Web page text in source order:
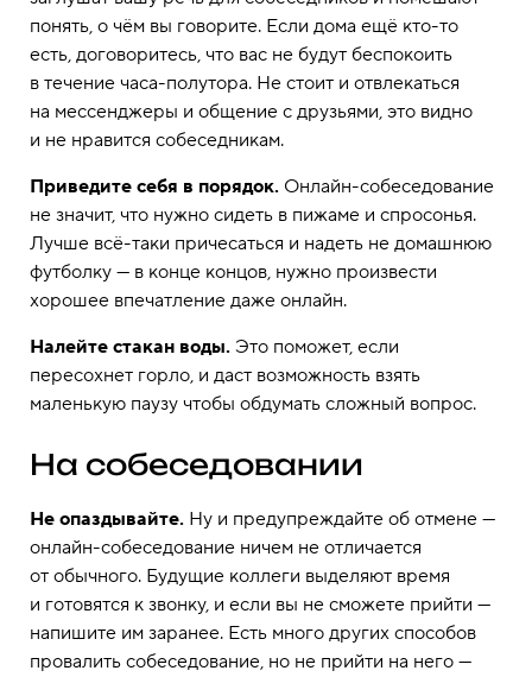
понять, о чём вы говорите. Если дома ещё кто-то
есть, договоритесь, что вас не будут беспокоить
в течение часа-полутора. Не стоит и отвлекаться
на мессенджеры и общение с друзьями, это видно
и не нравится собеседникам.
Приведите себя в порядок. Онлайн-собеседование
не значит, что нужно сидеть в пижаме и спросонья.
Лучше всё-таки причесаться и надеть не домашнюю
футболку — в конце концов, нужно произвести
хорошее впечатление даже онлайн.
Налейте стакан воды. Это поможет, если
пересохнет горло, и даст возможность взять
маленькую паузу чтобы обдумать сложный вопрос.
На собеседовании
Не опаздывайте. Ну и предупреждайте об отмене —
онлайн-собеседование ничем не отличается
от обычного. Будущие коллеги выделяют время
и готовятся к звонку, и если вы не сможете прийти —
напишите им заранее. Есть много других способов
провалить собеседование, но не прийти на него —